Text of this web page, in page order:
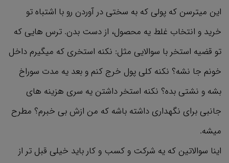
این میترسن که پولی که به سختی در آوردن رو با اشتباه تو
خرید و انتخاب غلط یه محصول، از دست بدن. ترس هایی که
تو قضیه استخر با سوالایی مثل: نکنه استخری که میگیرم داخل
خونم جا نشه؟ نکنه کلی پول خرج کنم و بعد یه مدت سوراخ
بشه و نشتی بده؟ نکنه استخر داشتن یه سری هزینه های
جانبی برای نگهداری داشته باشه که من ازش بی خبرم؟ مطرح
میشه.
اینا سوالاتین که یه شرکت و کسب و کار باید خیلی قبل تر از